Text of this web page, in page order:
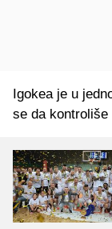
Igokea je u
se da